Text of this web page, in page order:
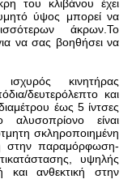
του κλιβάνου έχει
ύψος μπορεί να
άκρων.Το
να σας βοηθήσει να
κινητήρας
δευτερόλεπτο και
έως 5 ίντσες
είναι
σκληροποιημένη
στην παραμόρφωση-
υψηλής
και ανθεκτική στην